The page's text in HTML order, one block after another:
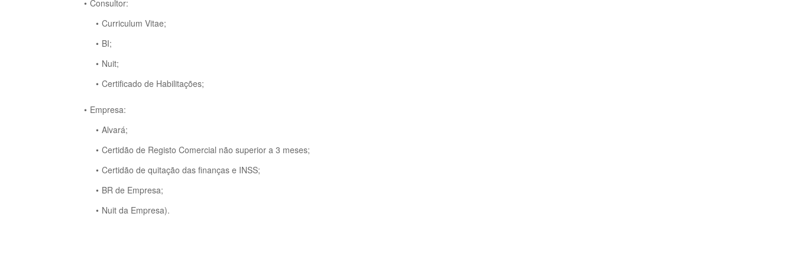
Consultor:
Curriculum Vitae;
BI;
Nuit;
Certificado de Habilitações;
Empresa:
Alvará;
Certidão de Registo Comercial não superior a 3 meses;
Certidão de quitação das finanças e INSS;
BR de Empresa;
Nuit da Empresa).